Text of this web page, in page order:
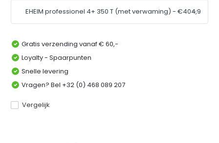
Gratis verzending vanaf € 60,-
Loyalty - Spaarpunten
Snelle levering
Vragen? Bel +32 (0) 468 089 207
Vergelijk